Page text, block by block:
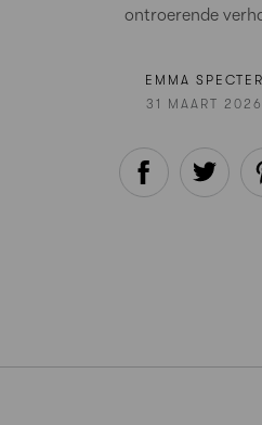
ontroerende
EMMA SPECTER
31 MAART 2026